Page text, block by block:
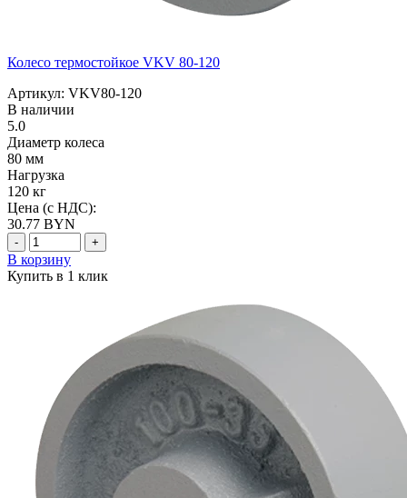
Колесо термостойкое VKV 80-120
Артикул: VKV80-120
В наличии
5.0
Диаметр колеса
80 мм
Нагрузка
120 кг
Цена (с НДС):
30.77 BYN
- +
В корзину
Купить в 1 клик